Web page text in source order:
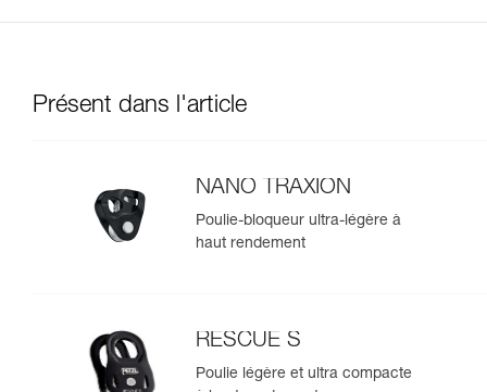
Présent dans l'article
NANO TRAXION
Poulie-bloqueur ultra-légère à
haut rendement
RESCUE S
Poulie légère et ultra compacte